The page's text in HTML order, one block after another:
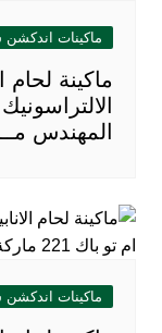
ماكينات
ماكينة لحام
المهندس
ماكينات